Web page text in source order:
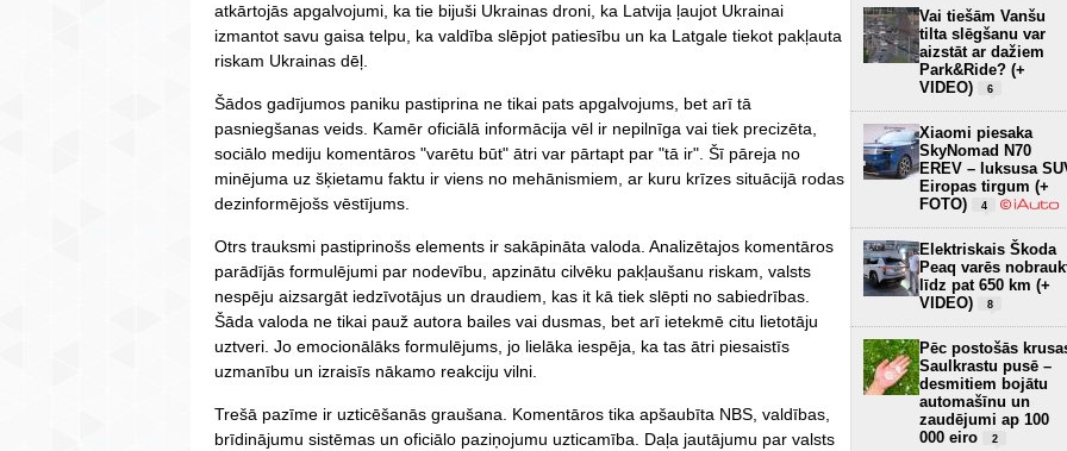
atkārtojās apgalvojumi, ka tie bijuši Ukrainas droni, ka Latvija ļaujot Ukrainai
izmantot savu gaisa telpu, ka valdība slēpjot patiesību un ka Latgale tiekot pakļauta
riskam Ukrainas dēļ.
Šādos gadījumos paniku pastiprina ne tikai pats apgalvojums, bet arī tā
pasniegšanas veids. Kamēr oficiālā informācija vēl ir nepilnīga vai tiek precizēta,
sociālo mediju komentāros "varētu būt" ātri var pārtapt par "tā ir". Šī pāreja no
minējuma uz šķietamu faktu ir viens no mehānismiem, ar kuru krīzes situācijā rodas
dezinformējošs vēstījums.
Otrs trauksmi pastiprinošs elements ir sakāpināta valoda. Analizētajos komentāros
parādījās formulējumi par nodevību, apzinātu cilvēku pakļaušanu riskam, valsts
nespēju aizsargāt iedzīvotājus un draudiem, kas it kā tiek slēpti no sabiedrības.
Šāda valoda ne tikai pauž autora bailes vai dusmas, bet arī ietekmē citu lietotāju
uztveri. Jo emocionālāks formulējums, jo lielāka iespēja, ka tas ātri piesaistīs
uzmanību un izraisīs nākamo reakciju vilni.
Trešā pazīme ir uzticēšanās graušana. Komentāros tika apšaubīta NBS, valdības,
brīdinājumu sistēmas un oficiālo paziņojumu uzticamība. Daļa jautājumu par valsts
Vai tiešām Vanšu
tilta slēgšanu var
aizstāt ar dažiem
Park&Ride? (+
VIDEO)
6
Xiaomi piesaka
SkyNomad N70
EREV – luksusa
Eiropas tirgum (+
FOTO)
4
Elektriskais Škoda
Peaq varēs
līdz pat 650 km (+
VIDEO)
8
Pēc postošās
Saulkrastu pusē –
desmitiem bojātu
automašīnu un
zaudējumi ap 100
000 eiro
2